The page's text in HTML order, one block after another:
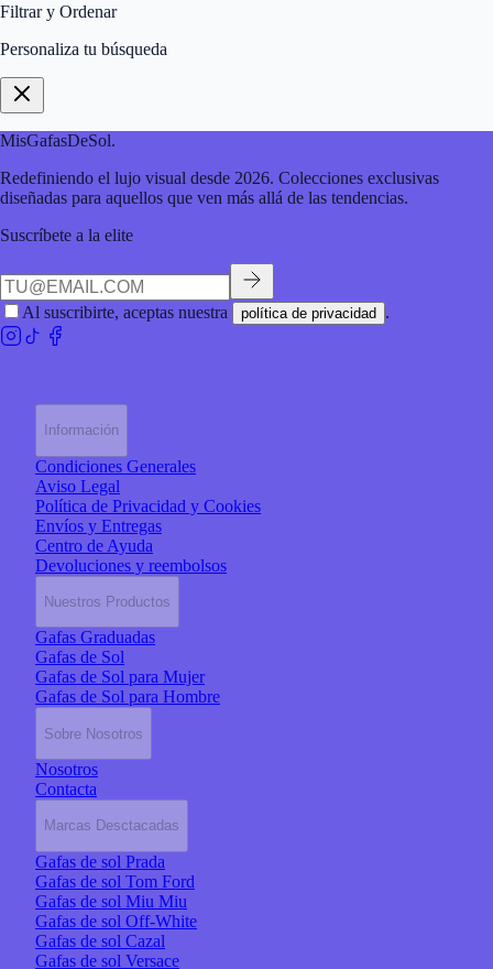
Filtrar y Ordenar
Personaliza tu búsqueda
MisGafasDeSol.
Redefiniendo el lujo visual desde 2026. Colecciones exclusivas
diseñadas para aquellos que ven más allá de las tendencias.
Suscríbete a la elite
Al suscribirte, aceptas nuestra política de privacidad .
Información
Condiciones Generales
Aviso Legal
Política de Privacidad y Cookies
Envíos y Entregas
Centro de Ayuda
Devoluciones y reembolsos
Nuestros Productos
Gafas Graduadas
Gafas de Sol
Gafas de Sol para Mujer
Gafas de Sol para Hombre
Sobre Nosotros
Nosotros
Contacta
Marcas Desctacadas
Gafas de sol Prada
Gafas de sol Tom Ford
Gafas de sol Miu Miu
Gafas de sol Off-White
Gafas de sol Cazal
Gafas de sol Versace